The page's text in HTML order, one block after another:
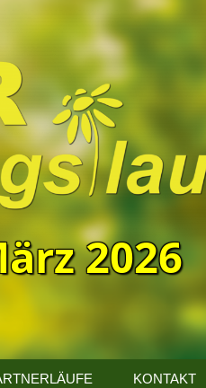
2026
KONTAKT